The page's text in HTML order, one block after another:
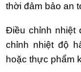
thời đảm bảo an
Điều chỉnh nhiệt
chỉnh nhiệt độ
hoặc thực phẩm